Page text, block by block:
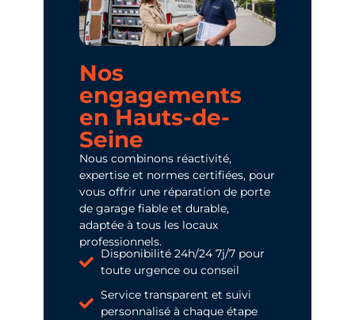
Nos
engagements
en Hauts-de-
Seine
Nous combinons réactivité,
expertise et normes certifiées, pour
vous offrir une réparation de porte
de garage fiable et durable,
adaptée à tous les locaux
professionnels.
Disponibilité 24h/24 7j/7 pour
toute urgence ou conseil
Service transparent et suivi
personnalisé à chaque étape